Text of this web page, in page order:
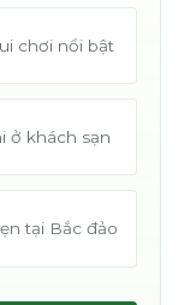
chơi nổi bật
ở khách sạn
tại Bắc đảo